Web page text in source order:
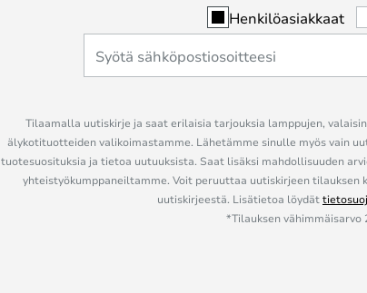
Henkilöasiakkaat
Tilaamalla uutiskirje ja saat erilaisia tarjouksia lamppujen,
älykotituotteiden valikoimastamme. Lähetämme sinulle myös vain
tuotesuosituksia ja tietoa uutuuksista. Saat lisäksi mahdollisuuden
yhteistyökumppaneiltamme. Voit peruuttaa uutiskirjeen tilauksen
uutiskirjeestä. Lisätietoa löydät
*Tilauksen vähimmäisarvo